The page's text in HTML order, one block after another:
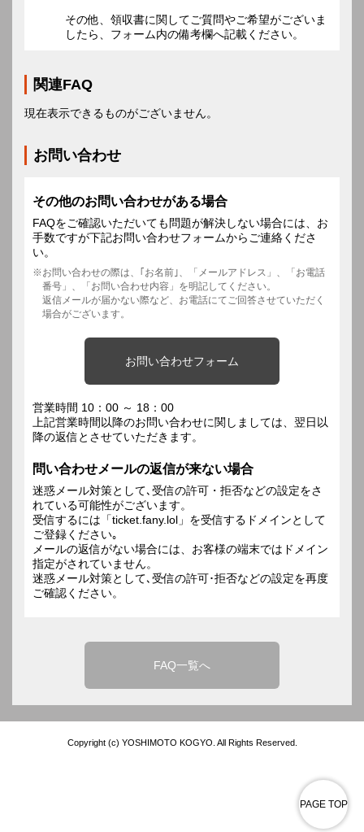
その他、領収書に関してご質問やご希望がございま
したら、フォーム内の備考欄へ記載ください。
関連FAQ
現在表示できるものがございません。
お問い合わせ
その他のお問い合わせがある場合
FAQをご確認いただいても問題が解決しない場合には、お
手数ですが下記お問い合わせフォームからご連絡くださ
い。
お問い合わせの際は、｢お名前｣、「メールアドレス」、「お電話
番号」、「お問い合わせ内容」を明記してください。
返信メールが届かない際など、お電話にてご回答させていただく
場合がございます。
お問い合わせフォーム
営業時間 10：00 ～ 18：00
上記営業時間以降のお問い合わせに関しましては、翌日以
降の返信とさせていただきます。
問い合わせメールの返信が来ない場合
迷惑メール対策として､受信の許可・拒否などの設定をさ
れている可能性がございます。
受信するには「ticket.fany.lol」を受信するドメインとして
ご登録ください｡
メールの返信がない場合には、お客様の端末ではドメイン
指定がされていません。
迷惑メール対策として､受信の許可･拒否などの設定を再度
ご確認ください。
FAQ一覧へ
Copyright (c) YOSHIMOTO KOGYO. All Rights Reserved.
PAGE TOP